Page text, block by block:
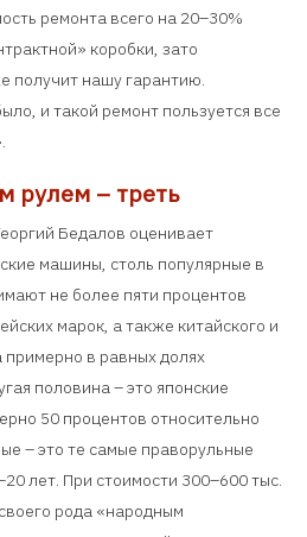
ремонта всего на 20–30%
коробки, зато
получит нашу гарантию.
и такой ремонт пользуется все
рулем – треть
Бедалов оценивает
машины, столь популярные в
не более пяти процентов
марок, а также китайского и
примерно в равных долях
половина – это японские
50 процентов относительно
– это те самые праворульные
лет. При стоимости 300–600 тыс.
рода «народным